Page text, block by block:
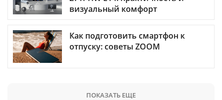
визуальный комфорт
Как подготовить смартфон к
отпуску: советы ZOOM
ПОКАЗАТЬ ЕЩЕ